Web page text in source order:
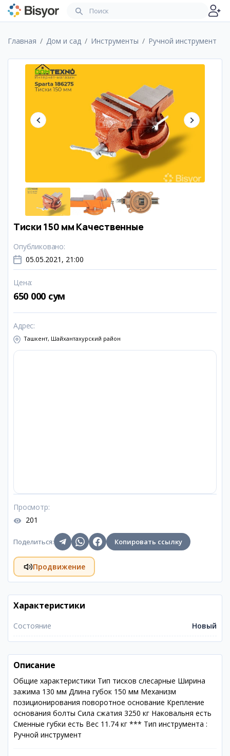
Главная Дом и сад Инструменты Ручной инструмент
Тиски 150 мм Качественные
Опубликовано:
05.05.2021, 21:00
Цена:
650 000 сум
Адрес:
Ташкент, Шайхантахурский район
Просмотр:
201
Поделиться: Копировать ссылку
Продвижение
Характеристики
Состояние Новый
Описание
Общие характеристики Тип тисков слесарные Ширина
зажима 130 мм Длина губок 150 мм Механизм
позиционирования поворотное основание Крепление
основания болты Сила сжатия 3250 кг Наковальня есть
Сменные губки есть Вес 11.74 кг *** Тип инструмента :
Ручной инструмент